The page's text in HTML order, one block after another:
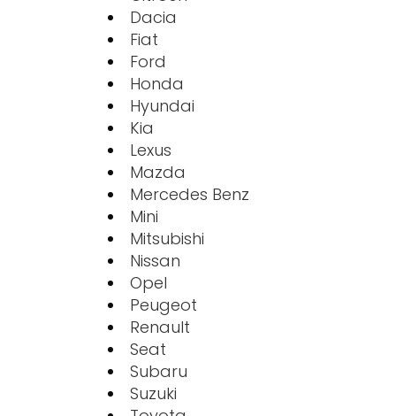
Dacia
Fiat
Ford
Honda
Hyundai
Kia
Lexus
Mazda
Mercedes Benz
Mini
Mitsubishi
Nissan
Opel
Peugeot
Renault
Seat
Subaru
Suzuki